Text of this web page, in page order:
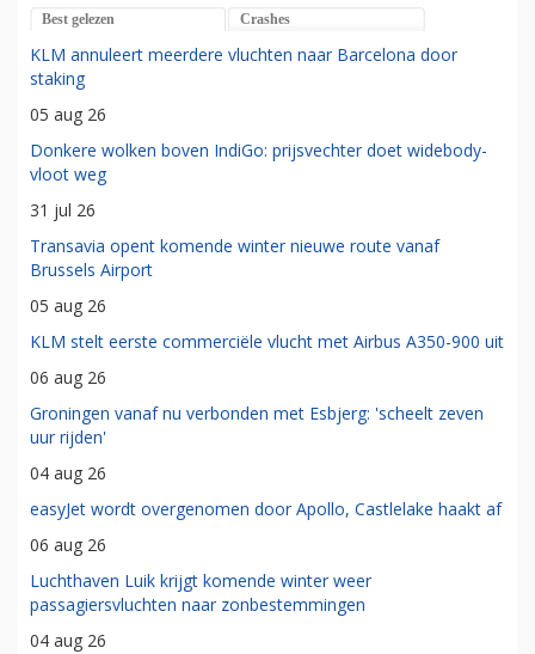
Best gelezen Crashes
KLM annuleert meerdere vluchten naar Barcelona door
staking
05 aug 26
Donkere wolken boven IndiGo: prijsvechter doet widebody-
vloot weg
31 jul 26
Transavia opent komende winter nieuwe route vanaf
Brussels Airport
05 aug 26
KLM stelt eerste commerciële vlucht met Airbus A350-900 uit
06 aug 26
Groningen vanaf nu verbonden met Esbjerg: 'scheelt zeven
uur rijden'
04 aug 26
easyJet wordt overgenomen door Apollo, Castlelake haakt af
06 aug 26
Luchthaven Luik krijgt komende winter weer
passagiersvluchten naar zonbestemmingen
04 aug 26